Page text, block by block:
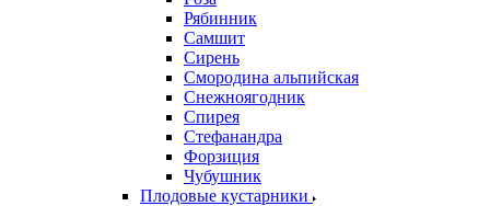
Рябинник
Самшит
Сирень
Смородина альпийская
Снежноягодник
Спирея
Стефанандра
Форзиция
Чубушник
Плодовые кустарники